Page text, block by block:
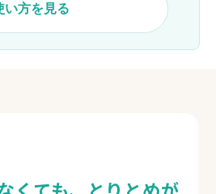
い方を見る